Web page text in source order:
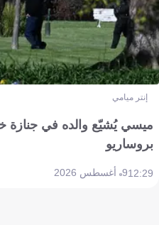
إنتر ميامي
ميسي يُشيّع والده في جنازة
بروساريو
12:299 أغسطس 2026